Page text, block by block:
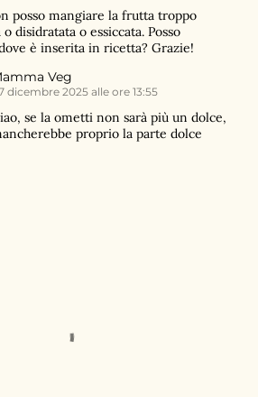
posso mangiare la frutta troppo
disidratata o essiccata. Posso
è inserita in ricetta? Grazie!
Veg
dicembre 2025 alle ore 13:55
se la ometti non sarà più un dolce,
proprio la parte dolce